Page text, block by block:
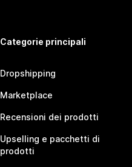
Categorie principali
Dropshipping
Marketplace
Recensioni dei prodotti
Upselling e pacchetti di
prodotti